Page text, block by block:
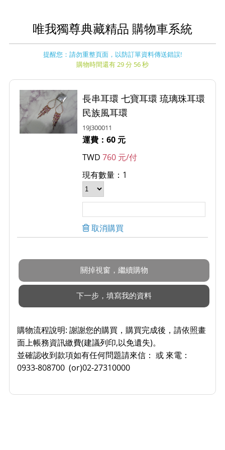
唯我獨尊典藏精品 購物車系統
提醒您：請勿重整頁面，以防訂單資料傳送錯誤!
購物時間還有 29 分 56 秒
長串耳環 七寶耳環 琉璃珠耳環
民族風耳環
19J300011
運費：60 元
TWD760 元/付
現有數量：1
取消購買
購物流程說明: 謝謝您的購買，購買完成後，請依照畫
面上帳務資訊繳費(建議列印,以免遺失)。
並確認收到款項如有任何問題請來信： 或 來電：
0933-808700 (or)02-27310000